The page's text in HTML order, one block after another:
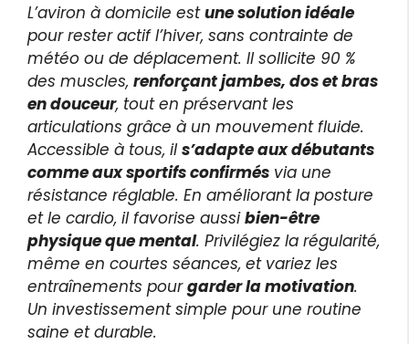
L’aviron à domicile estune solution idéale
pour rester actif l’hiver, sans contrainte de
météo ou de déplacement. Il sollicite 90 %
des muscles, renforçant jambes, dos et bras
en douceur, tout en préservant les
articulations grâce à un mouvement fluide.
Accessible à tous, ils’adapte aux débutants
comme aux sportifs confirmés via une
résistance réglable. En améliorant la posture
et le cardio, il favorise aussibien-être
physique que mental. Privilégiez la régularité,
même en courtes séances, et variez les
entraînements pourgarder la motivation.
Un investissement simple pour une routine
saine et durable.